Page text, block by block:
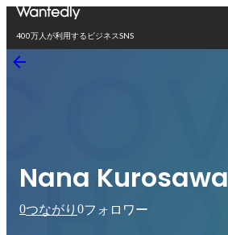
400万人が利用するビジネスSNS
Nana Kurosawa
0つながり 0フォロワー